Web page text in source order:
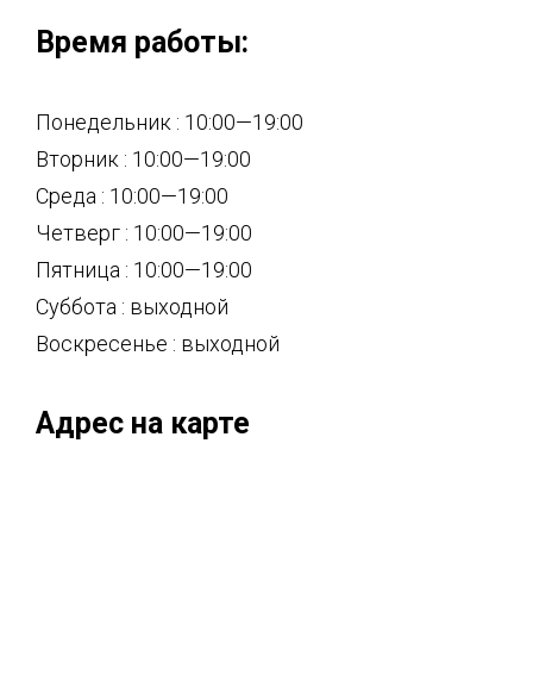
Время работы:
Понедельник : 10:00—19:00
Вторник : 10:00—19:00
Среда : 10:00—19:00
Четверг : 10:00—19:00
Пятница : 10:00—19:00
Суббота : выходной
Воскресенье : выходной
Адрес на карте